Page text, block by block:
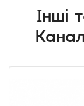
Інші